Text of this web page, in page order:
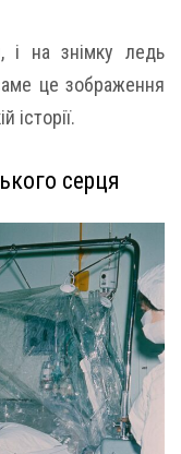
і на знімку ледь
це зображення
історії.
серця